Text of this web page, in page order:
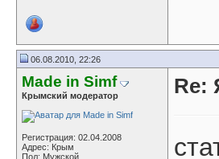
06.08.2010, 22:26
Made in Simf
Крымский модератор
Регистрация: 02.04.2008
Адрес: Крым
Пол: Мужской
Re: